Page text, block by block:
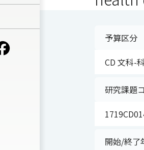
インドウで開きます）
別ウインドウで開きます）
（別ウインドウで開きます）
予算区分
CD 文科-
研究課題
開始/終了